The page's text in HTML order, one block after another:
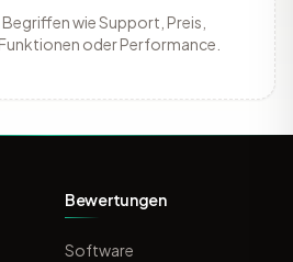
wie Support, Preis,
oder Performance.
Bewertungen
Software